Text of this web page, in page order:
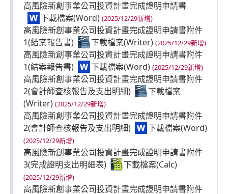
高風險新創事業公司投資計畫完成證明申請書
(2025/12/29新增)
高風險新創事業公司投資計畫完成證明申請書附件
1(結案報告書)
(2025/12/29新增)
高風險新創事業公司投資計畫完成證明申請書附件
1(結案報告書)
(2025/12/29新增)
高風險新創事業公司投資計畫完成證明申請書附件
2(會計師查核報告及支出明細)
(2025/12/29新增)
高風險新創事業公司投資計畫完成證明申請書附件
2(會計師查核報告及支出明細)
(2025/12/29新增)
高風險新創事業公司投資計畫完成證明申請書附件
3(完成證明支出明細表)
(2025/12/29新增)
高風險新創事業公司投資計畫完成證明申請書附件